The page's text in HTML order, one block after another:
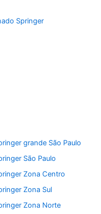
Springer
grande São Paulo
São Paulo
Zona Centro
Zona Sul
Zona Norte